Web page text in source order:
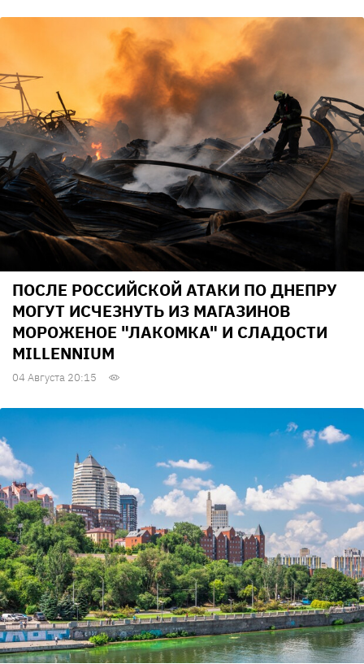
ПОСЛЕ РОССИЙСКОЙ АТАКИ ПО ДНЕПРУ
МОГУТ ИСЧЕЗНУТЬ ИЗ МАГАЗИНОВ
МОРОЖЕНОЕ "ЛАКОМКА" И СЛАДОСТИ
MILLENNIUM
04 Августа 20:15